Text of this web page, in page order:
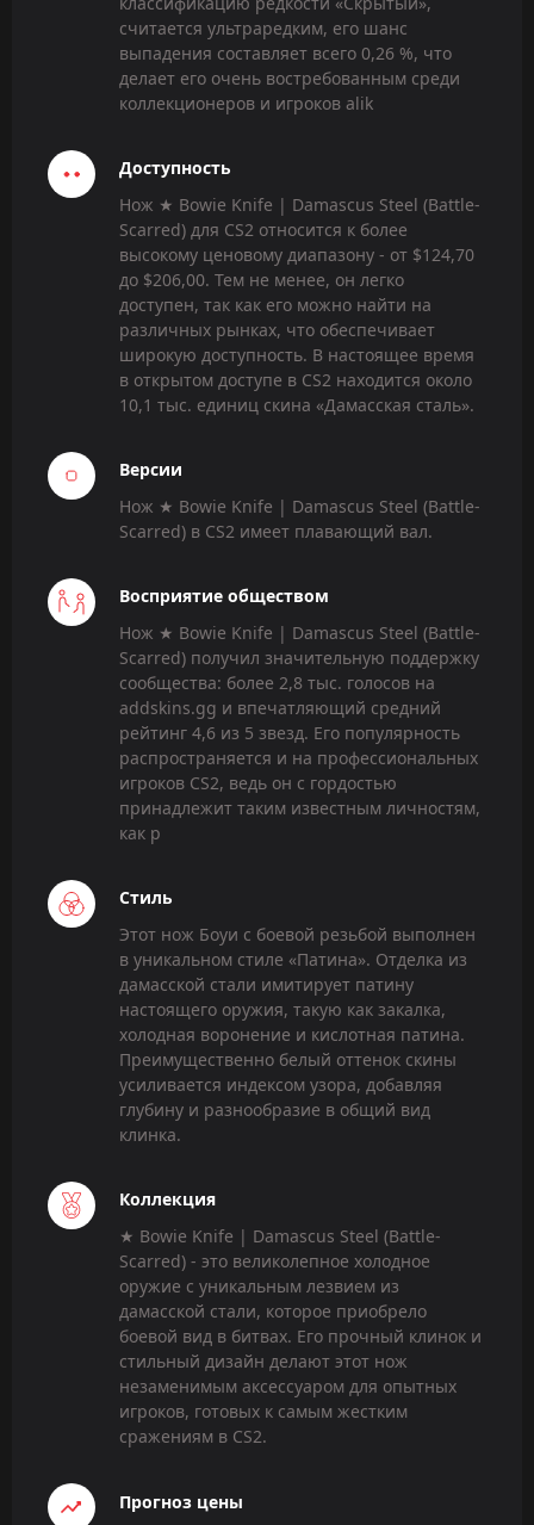
считается ультраредким, его шанс
выпадения составляет всего 0,26 %, что
делает его очень востребованным среди
коллекционеров и игроков alik
Доступность
Нож ★ Bowie Knife | Damascus Steel (Battle-
Scarred) для CS2 относится к более
высокому ценовому диапазону - от $124,70
до $206,00. Тем не менее, он легко
доступен, так как его можно найти на
различных рынках, что обеспечивает
широкую доступность. В настоящее время
в открытом доступе в CS2 находится около
10,1 тыс. единиц скина «Дамасская сталь».
Версии
Нож ★ Bowie Knife | Damascus Steel (Battle-
Scarred) в CS2 имеет плавающий вал.
Восприятие обществом
Нож ★ Bowie Knife | Damascus Steel (Battle-
Scarred) получил значительную поддержку
сообщества: более 2,8 тыс. голосов на
addskins.gg и впечатляющий средний
рейтинг 4,6 из 5 звезд. Его популярность
распространяется и на профессиональных
игроков CS2, ведь он с гордостью
принадлежит таким известным личностям,
как p
Стиль
Этот нож Боуи с боевой резьбой выполнен
в уникальном стиле «Патина». Отделка из
дамасской стали имитирует патину
настоящего оружия, такую как закалка,
холодная воронение и кислотная патина.
Преимущественно белый оттенок скины
усиливается индексом узора, добавляя
глубину и разнообразие в общий вид
клинка.
Коллекция
★ Bowie Knife | Damascus Steel (Battle-
Scarred) - это великолепное холодное
оружие с уникальным лезвием из
дамасской стали, которое приобрело
боевой вид в битвах. Его прочный клинок и
стильный дизайн делают этот нож
незаменимым аксессуаром для опытных
игроков, готовых к самым жестким
сражениям в CS2.
Прогноз цены